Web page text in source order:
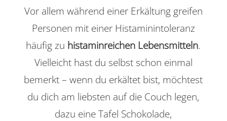
Vor allem während einer Erkältung greifen
Personen mit einer Histaminintoleranz
häufig zu histaminreichen Lebensmitteln.
Vielleicht hast du selbst schon einmal
bemerkt – wenn du erkältet bist, möchtest
du dich am liebsten auf die Couch legen,
dazu eine Tafel Schokolade,